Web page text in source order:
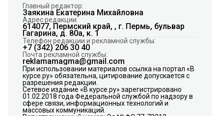
Главный редактор:
Заякина Екатерина Михайловна
Адрес редакции:
614077, Пермский край, , г. Пермь, бульвар
Гагарина, д. 80а, к. 1
Телефон редакции и рекламной службы:
+7 (342) 206 30 40
Почта рекламной службы:
reklamamagma@gmail.com
При использовании материалов ссылка на портал «В
курсе.ру» обязательна, цитирование допускается с
разрешения редакции.
Сетевое издание «В курсе.ру» зарегистрировано
01.02.2018 года Федеральной службой по надзору в
сфере связи, информационных технологий и
массовых коммуникаций.